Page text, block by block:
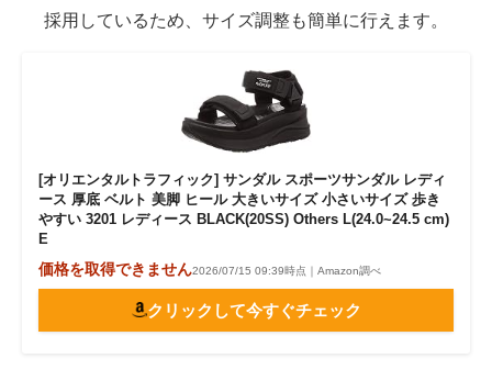
採用しているため、サイズ調整も簡単に行えます。
[オリエンタルトラフィック] サンダル スポーツサンダル レディ
ース 厚底 ベルト 美脚 ヒール 大きいサイズ 小さいサイズ 歩き
やすい 3201 レディース BLACK(20SS) Others L(24.0~24.5 cm)
E
価格を取得できません2026/07/15 09:39時点｜Amazon調べ
クリックして今すぐチェック